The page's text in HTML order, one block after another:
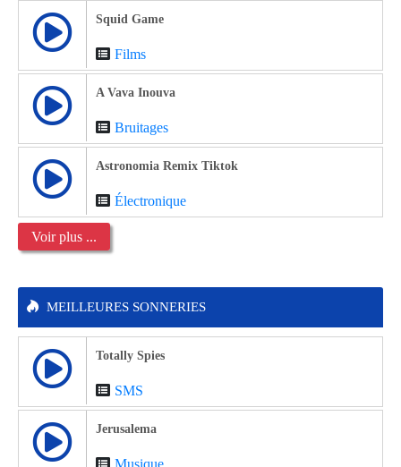
Squid Game
Films
A Vava Inouva
Bruitages
Astronomia Remix Tiktok
Électronique
Voir plus ...
MEILLEURES SONNERIES
Totally Spies
SMS
Jerusalema
Musique